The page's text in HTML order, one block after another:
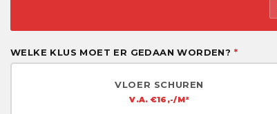
WELKE KLUS MOET ER GEDAAN WORDEN? *
VLOER SCHUREN
V.A. €16,-/M²